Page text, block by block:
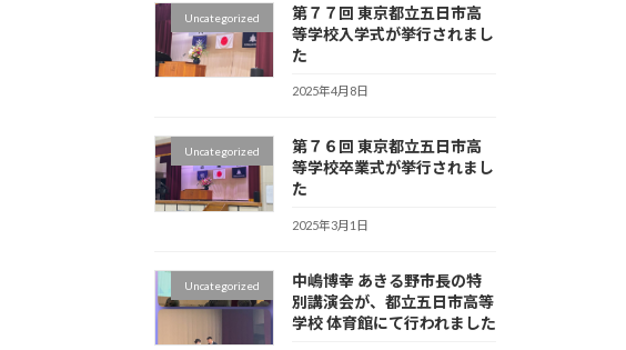
Uncategorized
第７７回 東京都立五日市高
等学校入学式が挙行されまし
た
2025年4月8日
Uncategorized
第７６回 東京都立五日市高
等学校卒業式が挙行されまし
た
2025年3月1日
Uncategorized
中嶋博幸 あきる野市長の特
別講演会が、都立五日市高等
学校 体育館にて行われました